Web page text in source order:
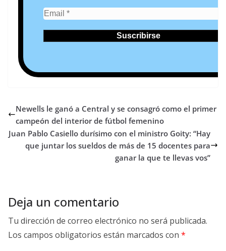
Newells le ganó a Central y se consagró como el primer
campeón del interior de fútbol femenino
Juan Pablo Casiello durísimo con el ministro Goity: “Hay
que juntar los sueldos de más de 15 docentes para
ganar la que te llevas vos”
Deja un comentario
Tu dirección de correo electrónico no será publicada.
Los campos obligatorios están marcados con *